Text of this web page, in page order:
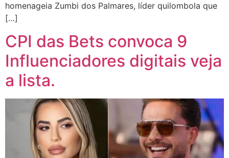
homenageia Zumbi dos Palmares, líder quilombola que
[…]
CPI das Bets convoca 9
Influenciadores digitais veja
a lista.